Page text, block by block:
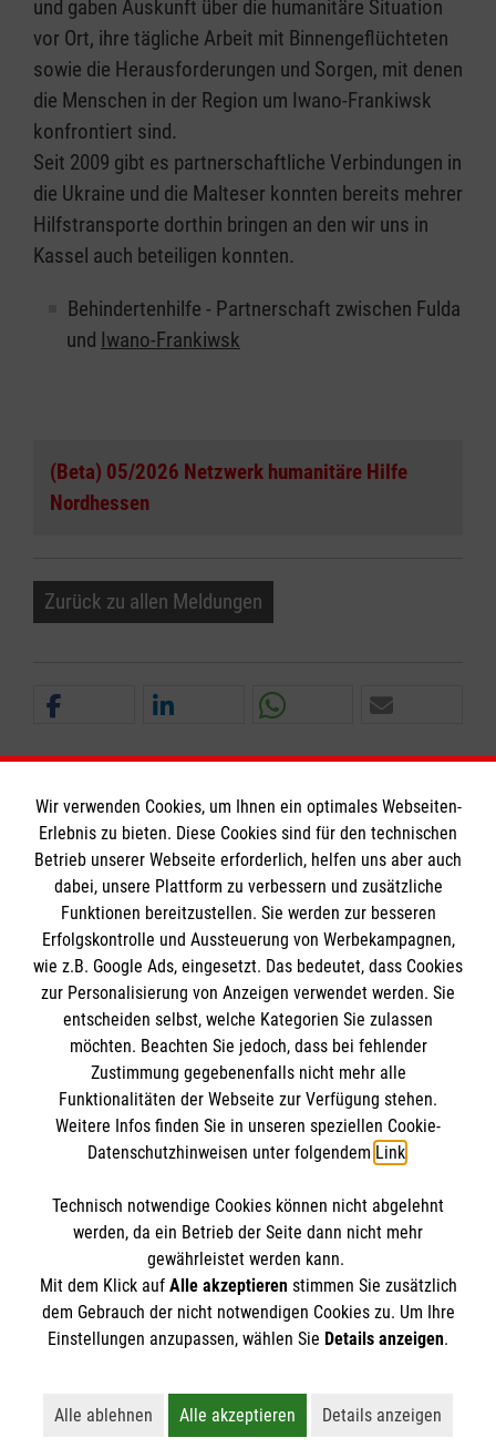
und gaben Auskunft über die humanitäre Situation
vor Ort, ihre tägliche Arbeit mit Binnengeflüchteten
sowie die Herausforderungen und Sorgen, mit denen
die Menschen in der Region um Iwano-Frankiwsk
konfrontiert sind.
Seit 2009 gibt es partnerschaftliche Verbindungen in
die Ukraine und die Malteser konnten bereits mehrer
Hilfstransporte dorthin bringen an den wir uns in
Kassel auch beteiligen konnten.
Behindertenhilfe - Partnerschaft zwischen Fulda
und Iwano-Frankiwsk
(Beta) 05/2026 Netzwerk humanitäre Hilfe
Nordhessen
Zurück zu allen Meldungen
Informationen
Impressum
Datenschutz
Barrierefreiheit
Kontakt
Die Malteser
Malteser in Deutschland
Malteserorden
Sharepoint
Spendenkonto
Bank: Pax-Bank für Kirche und Caritas eG
IBAN: DE18 3706 0193 4006 4700 47
BIC: GENODED1PAX
So finden Sie uns
Kirchort St. Joseph
Marburger Str. 87
Telefon: 0561-47396426
Der Malteser Hilfsdienst e.V. ist als eingetragene
Gewerbesteuer befreit.
Wir verwenden Cookies, um Ihnen ein optimales Webseiten-
Erlebnis zu bieten. Diese Cookies sind für den technischen
Betrieb unserer Webseite erforderlich, helfen uns aber auch
dabei, unsere Plattform zu verbessern und zusätzliche
Funktionen bereitzustellen. Sie werden zur besseren
Erfolgskontrolle und Aussteuerung von Werbekampagnen,
wie z.B. Google Ads, eingesetzt. Das bedeutet, dass Cookies
zur Personalisierung von Anzeigen verwendet werden. Sie
entscheiden selbst, welche Kategorien Sie zulassen
möchten. Beachten Sie jedoch, dass bei fehlender
Zustimmung gegebenenfalls nicht mehr alle
Funktionalitäten der Webseite zur Verfügung stehen.
Weitere Infos finden Sie in unseren speziellen Cookie-
Datenschutzhinweisen unter folgendem Link.
Technisch notwendige Cookies können nicht abgelehnt
werden, da ein Betrieb der Seite dann nicht mehr
gewährleistet werden kann.
Mit dem Klick auf Alle akzeptierenstimmen Sie zusätzlich
dem Gebrauch der nicht notwendigen Cookies zu. Um Ihre
Einstellungen anzupassen, wählen Sie Details anzeigen.
Alle ablehnen
Lehnt alle nicht-essentiellen Cookies ab
Alle akzeptieren
Akzeptiert alle Cookies
Details anzeigen